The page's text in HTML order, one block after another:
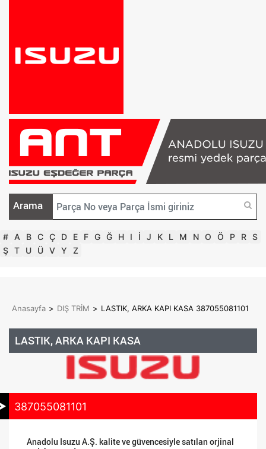
Arama
# A B C Ç D E F G Ğ H I İ J K L M N O Ö P R S
Ş T U Ü V Y Z
Anasayfa > DIŞ TRİM > LASTIK, ARKA KAPI KASA 387055081101
LASTIK, ARKA KAPI KASA
387055081101
Anadolu Isuzu A.Ş. kalite ve güvencesiyle satılan orjinal